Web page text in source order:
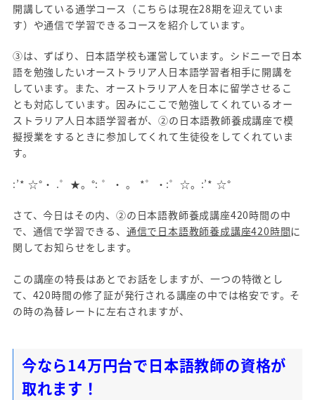
開講している通学コース（こちらは現在28期を迎えていま
す）や通信で学習できるコースを紹介しています。
③は、ずばり、日本語学校も運営しています。シドニーで日本
語を勉強したいオーストラリア人日本語学習者相手に開講を
しています。また、オーストラリア人を日本に留学させるこ
とも対応しています。因みにここで勉強してくれているオー
ストラリア人日本語学習者が、②の日本語教師養成講座で模
擬授業をするときに参加してくれて生徒役をしてくれていま
す。
:’* ☆°・ .゜★。°: ゜・ 。 *゜・:゜☆。:’* ☆°
さて、今日はその内、②の日本語教師養成講座420時間の中
で、通信で学習できる、 通信で日本語教師養成講座420時間に
関してお知らせをします。
この講座の特長はあとでお話をしますが、一つの特徴とし
て、420時間の修了証が発行される講座の中では格安です。そ
の時の為替レートに左右されますが、
今なら14万円台で日本語教師の資格が
取れます！